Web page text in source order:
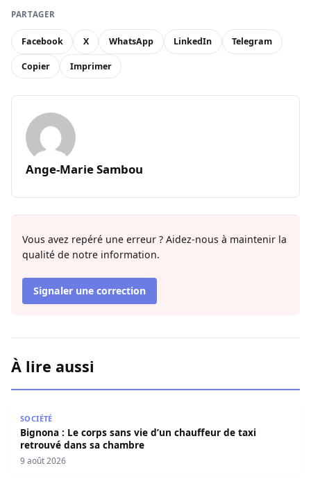
PARTAGER
Facebook X WhatsApp LinkedIn Telegram
Copier Imprimer
Ange-Marie Sambou
Vous avez repéré une erreur ? Aidez-nous à maintenir la
qualité de notre information.
Signaler une correction
À lire aussi
SOCIÉTÉ
Bignona : Le corps sans vie d’un chauffeur de taxi
retrouvé dans sa chambre
9 août 2026